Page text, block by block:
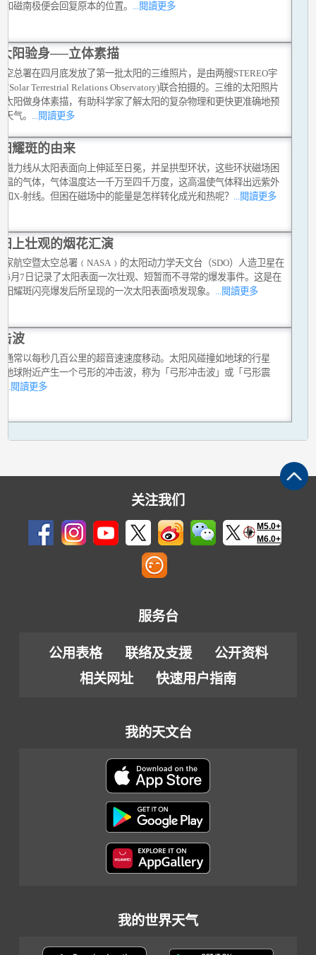
和磁南极便会回复原本的位置。 ...閱讀更多
阳验身──立体素描
空总署在四月底发放了第一批太阳的三维照片，是由两艘STEREO宇
(Solar Terrestrial Relations Observatory)联合拍摄的。三维的太阳照片
太阳做身体素描，有助科学家了解太阳的复杂物理和更快更准确地预
气。
...閱讀更多
耀斑的由来
磁力线从太阳表面向上伸延至日冕，并呈拱型环状，这些环状磁场困
温的气体，气体温度达一千万至四千万度，这高温使气体释出远紫外
和X-射线。但困在磁场中的能量是怎样转化成光和热呢？ ...閱讀更多
上壮观的烟花汇演
家航空暨太空总署﹙NASA﹚的太阳动力学天文台（SDO）人造卫星在
6月7日记录了太阳表面一次壮观、短暂而不寻常的爆发事件。这是在
阳耀斑闪亮爆发后所呈现的一次太阳表面喷发现象。 ...閱讀更多
波
通常以每秒几百公里的超音速速度移动。太阳风碰撞如地球的行星
地球附近产生一个弓形的冲击波，称为「弓形冲击波」或「弓形震
...閱讀更多
关注我们
M5.0+
M6.0+
服务台
公用表格 联络及支援
公开资料
相关网址
快速用户指南
我的天文台
我的世界天气